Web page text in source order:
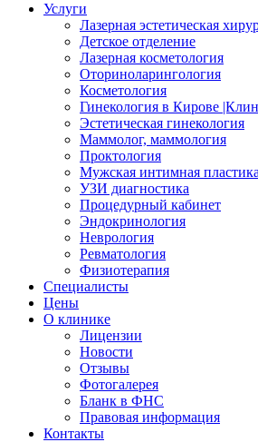
Услуги
Лазерная эстетическая
Детское отделение
Лазерная косметология
Оториноларингология
Косметология
Гинекология в Кирове
Эстетическая гинекология
Маммолог, маммология
Проктология
Мужская интимная пластика
УЗИ диагностика
Процедурный кабинет
Эндокринология
Неврология
Ревматология
Физиотерапия
Специалисты
Цены
О клинике
Лицензии
Новости
Отзывы
Фотогалерея
Бланк в ФНС
Правовая информация
Контакты